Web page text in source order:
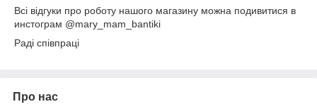
Всі відгуки про роботу нашого магазину можна подивитися в
инстограм @mary_mam_bantiki
Раді співпраці
Про нас